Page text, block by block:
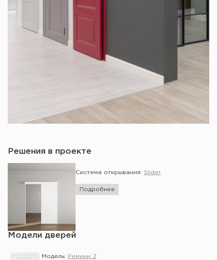
Решения в проекте
Система открывания: Slider
Подробнее
Модели дверей
Модель:
Римини 2